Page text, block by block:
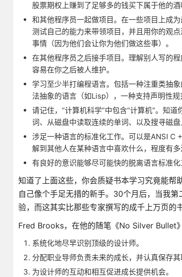
股票期权上赚到了足够多的钱买下属于他的酒
和其他程序员一起做项目。在一些项目上成
测试自己的能力来带领项目，并且用你的观
事情（因为他们会让你为他们做这些事）。
在其他程序员之后接手项目。理解别人写的
容易在你之后被人维护。
学习至少半打编程语言。包括一种注重类抽
法抽象的语言（如Lisp），一种支持声明性
请记住，“计算机科学”中包含“计算机”。知
词、从磁盘中读取连续的单词、以及搜寻磁
涉足一种语言的标准化工作。可以是ANSI C
解到其他人在某种语言中喜欢什么，程度有
有良好的意识能够尽可能快的脱离语言标准化
知道了上面这些，你会质疑书本学习究竟能
自己像个手足无措的新手。30个月后，当我
验，而这其实比那些专家撰写的成千上万页的
Fred Brooks，在他的随笔《No Silver Bullet
系统化地尽早识别顶级的设计师。
分配职业导师负责未来的成长，并认真保存其
为设计师的互动和相互促进成长提供机会。